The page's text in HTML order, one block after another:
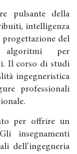
pulsante della
intelligenza
progettazione del
algoritmi per
Il corso di studi
ingegneristica
professionali
per offrire un
insegnamenti
dell’ingegneria